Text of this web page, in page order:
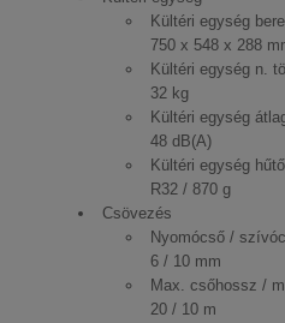
Kültéri egység
750 x 548 x 288
Kültéri egység n.
32 kg
Kültéri egység
48 dB(A)
Kültéri egység
R32 / 870 g
Csövezés
Nyomócső /
6 / 10 mm
Max. csőhossz /
20 / 10 m